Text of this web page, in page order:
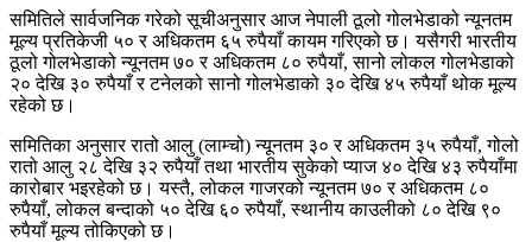
समितिले सार्वजनिक गरेको सूचीअनुसार आज नेपाली ठूलो गोलभेडाको न्यूनतम
मूल्य प्रतिकेजी ५० र अधिकतम ६५ रुपैयाँ कायम गरिएको छ। यसैगरी भारतीय
ठूलो गोलभेडाको न्यूनतम ७० र अधिकतम ८० रुपैयाँ, सानो लोकल गोलभेडाको
२० देखि ३० रुपैयाँ र टनेलको सानो गोलभेडाको ३० देखि ४५ रुपैयाँ थोक मूल्य
रहेको छ।
समितिका अनुसार रातो आलु (लाम्चो) न्यूनतम ३० र अधिकतम ३५ रुपैयाँ, गोलो
रातो आलु २८ देखि ३२ रुपैयाँ तथा भारतीय सुकेको प्याज ४० देखि ४३ रुपैयाँमा
कारोबार भइरहेको छ। यस्तै, लोकल गाजरको न्यूनतम ७० र अधिकतम ८०
रुपैयाँ, लोकल बन्दाको ५० देखि ६० रुपैयाँ, स्थानीय काउलीको ८० देखि ९०
रुपैयाँ मूल्य तोकिएको छ।